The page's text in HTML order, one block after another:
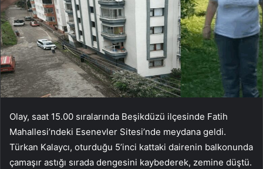
Olay, saat 15.00 sıralarında Beşikdüzü ilçesinde Fatih
Mahallesi’ndeki Esenevler Sitesi’nde meydana geldi.
Türkan Kalaycı, oturduğu 5’inci kattaki dairenin balkonunda
çamaşır astığı sırada dengesini kaybederek, zemine düştü.